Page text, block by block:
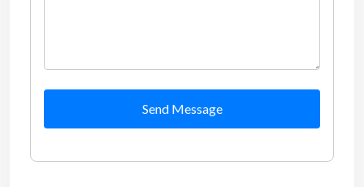
Send Message